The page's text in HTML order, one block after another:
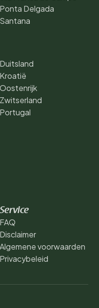
Ponta Delgada
Santana
Duitsland
Kroatië
Oostenrijk
Zwitserland
Portugal
Service
FAQ
Disclaimer
Algemene voorwaarden
Privacybeleid